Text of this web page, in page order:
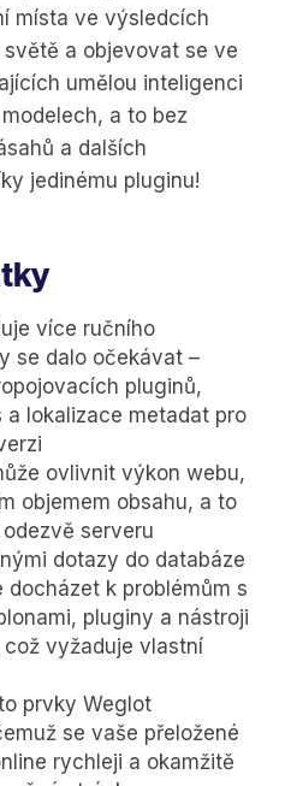
místa ve výsledcích
a objevovat se ve
umělou inteligenci
a to bez
a dalších
jedinému pluginu!
více ručního
se dalo očekávat –
pluginů,
a lokalizace metadat pro
ovlivnit výkon webu,
objemem obsahu, a to
serveru
dotazy do databáze
docházet k problémům s
pluginy a nástroji
vyžaduje vlastní
prvky Weglot
se vaše přeložené
rychleji a okamžitě